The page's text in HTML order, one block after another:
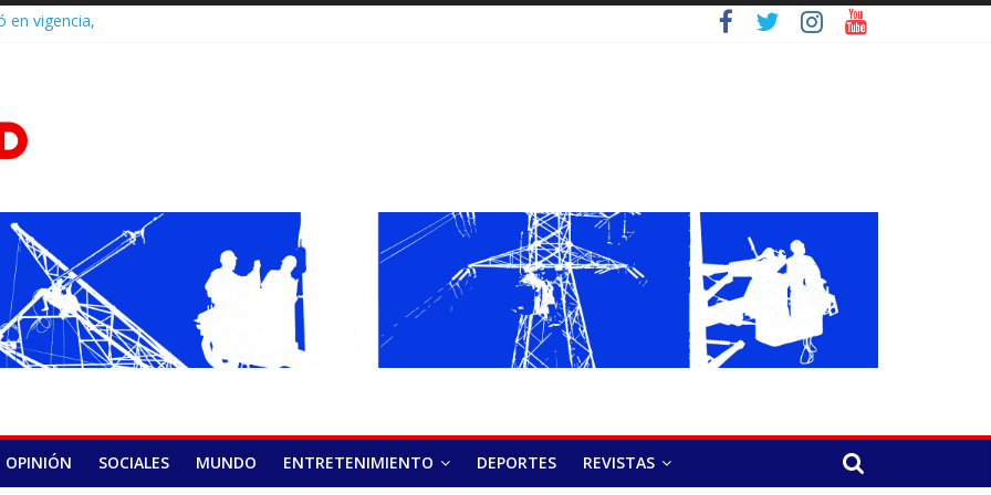
penal
fortalece
recepción de su
por el
de los
para una
venta de
OPINIÓN SOCIALES MUNDO ENTRETENIMIENTO DEPORTES REVISTAS